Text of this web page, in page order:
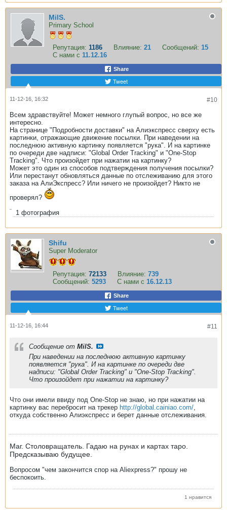
MilS.
Primary School
Репутация: 1186 Влияние: 21 Сообщений: 15
С нами с 11.12.16
Share
Tweet
#10
11-12-16, 16:32
Всем здравствуйте! Может немного глупый вопрос, но все же
интересно.
На странице "Подробности доставки" на Алиэкспресс сверху есть
картинки, отражающие движение посылки. При наведении на
последнюю активную картинку появляется "рука". И на картинке
по очереди две надписи: "Global Order Tracking" и "Оne-Stop
Tracking". Что произойдет при нажатии на картинку?
Может это один из способов подтверждения получения посылки?
Или перестанут обновляться данные по отслеживанию для этого
заказа на АлиЭкспресс? Или ничего не произойдет? Никто не
проверял?
1 фотография
Shifu
Super Moderator
Репутация: 72133 Влияние: 739
Сообщений: 5293 С нами с 16.12.13
Share
Tweet
#11
11-12-16, 16:44
Сообщение от MilS.
При наведении на последнюю активную картинку
появляется "рука". И на картинке по очереди две
надписи: "Global Order Tracking" и "Оne-Stop Tracking".
Что произойдет при нажатии на картинку?
Что они имели ввиду под One-Stop не знаю, но при нажатии на
картинку вас перебросит на трекер http://global.cainiao.com/
откуда собственно Алиэкспресс и берет данные отслеживания.
Маг. Столовращатель. Гадаю на рунах и картах таро.
Предсказываю будущее.
Вопросом "чем закончится спор на Aliexpress?" прошу не
беспокоить.
1 нравится